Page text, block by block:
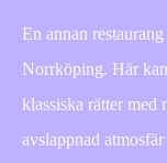
En annan
Norrköping. Här
klassiska rätter med
avslappnad